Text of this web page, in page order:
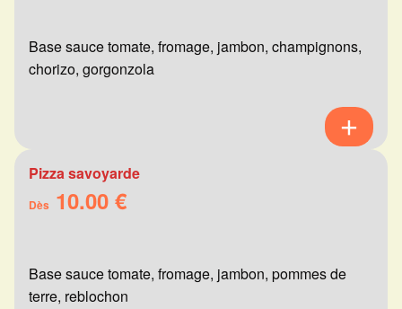
Base sauce tomate, fromage, jambon, champignons,
chorizo, gorgonzola
Pizza savoyarde
Dès 10.00 €
Base sauce tomate, fromage, jambon, pommes de
terre, reblochon